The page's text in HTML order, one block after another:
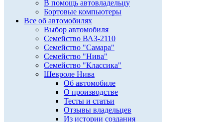
В помощь автовладельцу
Бортовые компьютеры
Все об автомобилях
Выбор автомобиля
Семейство ВАЗ-2110
Семейство "Самара"
Семейство "Нива"
Семейство "Классика"
Шевроле Нива
Об автомобиле
О производстве
Тесты и статьи
Отзывы владельцев
Из истории создания